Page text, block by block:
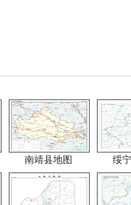
南靖县地图 绥